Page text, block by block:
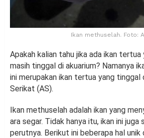
Ikan methuselah. Foto:
Apakah kalian tahu jika ada ikan tertua
masih tinggal di akuarium? Namanya
ini merupakan ikan tertua yang tinggal
Serikat (AS).
Ikan methuselah adalah ikan yang
ara segar. Tidak hanya itu, ikan ini juga
perutnya. Berikut ini beberapa hal unik